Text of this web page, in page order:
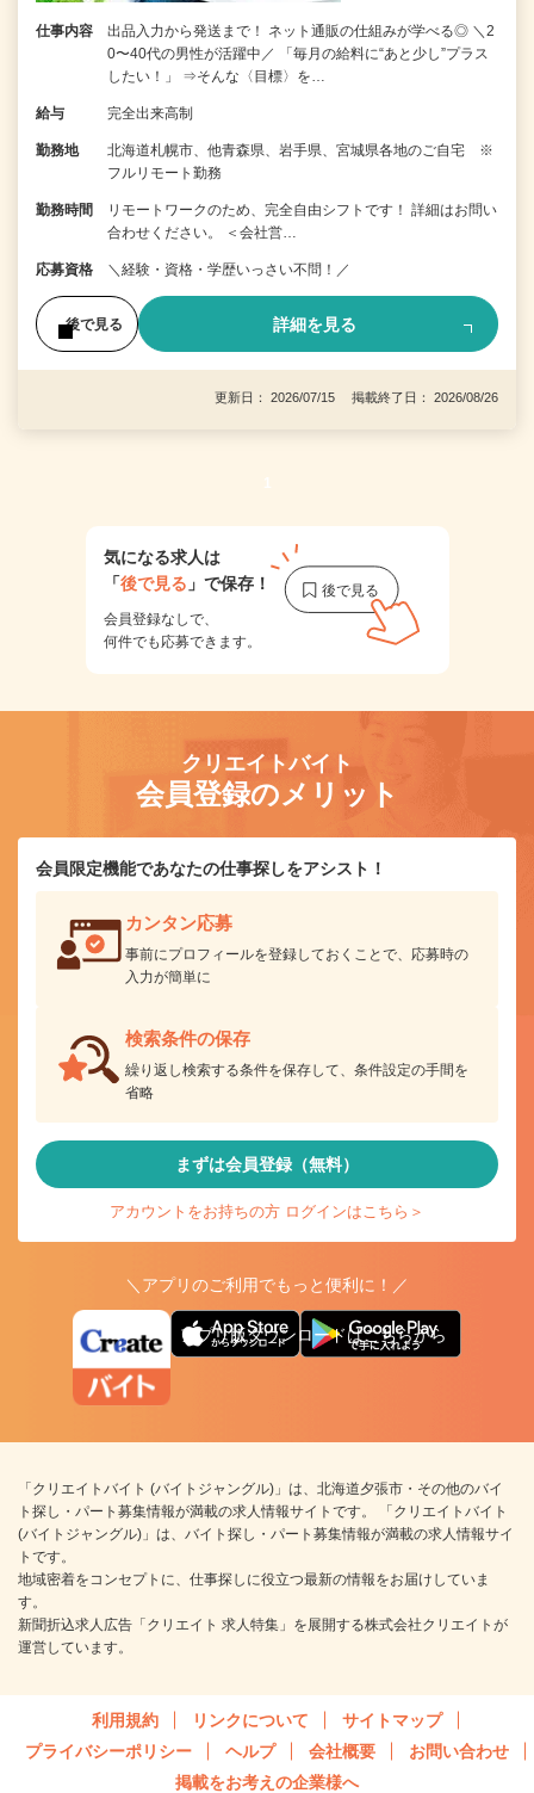
仕事内容
出品入力から発送まで！ ネット通販の仕組みが学べる◎ ＼2
0〜40代の男性が活躍中／ 「毎月の給料に“あと少し”プラス
したい！」 ⇒そんな〈目標〉を…
給与 完全出来高制
勤務地
北海道札幌市、他青森県、岩手県、宮城県各地のご自宅 ※
フルリモート勤務
勤務時間
リモートワークのため、完全自由シフトです！ 詳細はお問い
合わせください。 ＜会社営…
応募資格 ＼経験・資格・学歴いっさい不問！／
後で見る 詳細を見る
更新日： 2026/07/15 掲載終了日： 2026/08/26
1
気になる求人は
「後で見る 」で保存！
会員登録なしで、
何件でも応募できます。
クリエイトバイト
会員登録のメリット
会員限定機能であなたの仕事探しをアシスト！
カンタン応募
事前にプロフィールを登録しておくことで、応募時の
入力が簡単に
検索条件の保存
繰り返し検索する条件を保存して、条件設定の手間を
省略
まずは会員登録（無料）
アカウントをお持ちの方 ログインはこちら＞
＼アプリのご利用でもっと便利に！／
アプリ版ダウンロードはこちらから
「クリエイトバイト (バイトジャングル)」は、北海道夕張市・その他のバイ
ト探し・パート募集情報が満載の求人情報サイトです。 「クリエイトバイト
(バイトジャングル)」は、バイト探し・パート募集情報が満載の求人情報サイ
トです。
地域密着をコンセプトに、仕事探しに役立つ最新の情報をお届けしていま
す。
新聞折込求人広告「クリエイト 求人特集」を展開する株式会社クリエイトが
運営しています。
利用規約 リンクについて
サイトマップ
プライバシーポリシー
ヘルプ 会社概要
お問い合わせ
掲載をお考えの企業様へ